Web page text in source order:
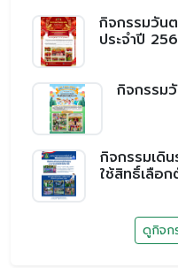
กิจกรรมวัน
ประจำปี
กิจกรรม
กิจกรรมเดิ
ใช้สิทธิ์เลือก
ดูกิจก